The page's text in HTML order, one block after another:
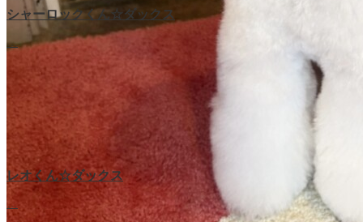
シャーロックくん☆ダックス
…
レオくん☆ダックス